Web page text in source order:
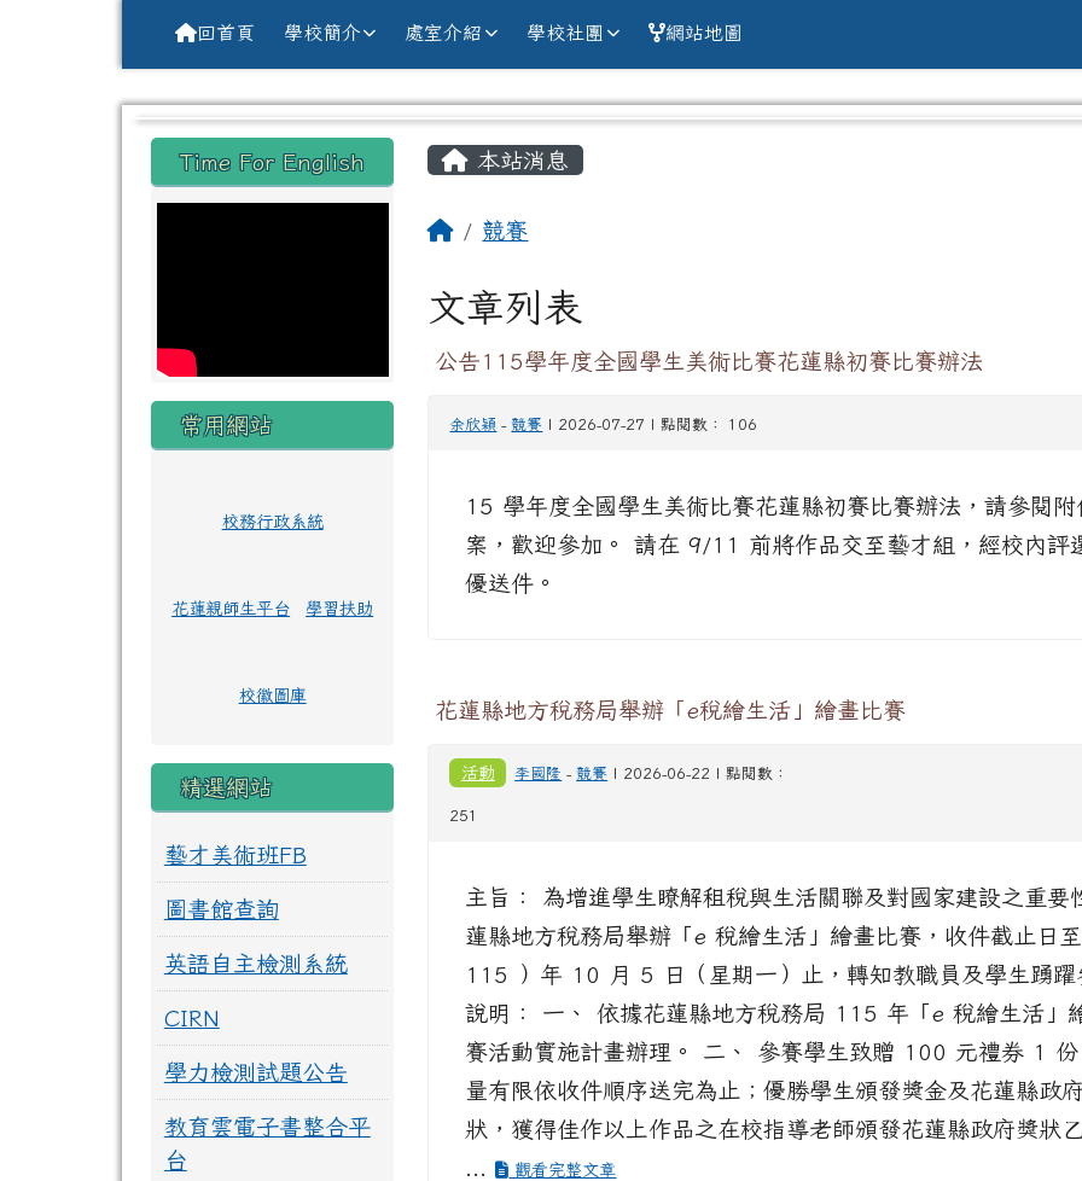
花蓮縣花蓮市中原國小全球資訊網Hualien
回首頁 學校簡介 處室介紹 學校社團 網站地圖
左邊區域內容
Time For English
常用網站
校務行政系統
花蓮親師生平台 學習扶助
校徽圖庫
精選網站
藝才美術班FB
圖書館查詢
英語自主檢測系統
CIRN
學力檢測試題公告
教育雲電子書整合平
台
主內容區域
本站消息
回首頁
競賽
文章列表
公告115學年度全國學生美術比賽花蓮縣初賽比賽辦法
余欣穎 -競賽 | 2026-07-27 | 點閱數： 106
15 學年度全國學生美術比賽花蓮縣初賽比賽辦法，請參閱附
案，歡迎參加。 請在 9/11 前將作品交至藝才組，經校內評
優送件。
花蓮縣地方稅務局舉辦「e稅繪生活」繪畫比賽
活動 李國隆 -競賽 | 2026-06-22 | 點閱數：
251
主旨： 為增進學生瞭解租稅與生活關聯及對國家建設之重要
蓮縣地方稅務局舉辦「e 稅繪生活」繪畫比賽，收件截止日
115 ）年 10 月 5 日（星期一）止，轉知教職員及學生踴躍
說明： 一、 依據花蓮縣地方稅務局 115 年「e 稅繪生活」
賽活動實施計畫辦理。 二、 參賽學生致贈 100 元禮券 1 份
量有限依收件順序送完為止；優勝學生頒發獎金及花蓮縣政
狀，獲得佳作以上作品之在校指導老師頒發花蓮縣政府獎狀乙
...
觀看完整文章
頁尾區域